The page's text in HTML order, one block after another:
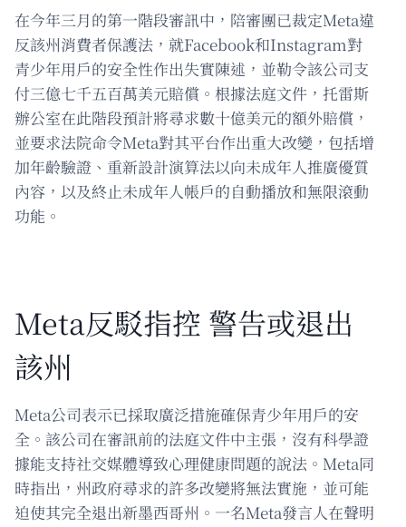
在今年三月的第一階段審訊中，陪審團已裁定Meta違
反該州消費者保護法，就Facebook和Instagram對
青少年用戶的安全性作出失實陳述，並勒令該公司支
付三億七千五百萬美元賠償。根據法庭文件，托雷斯
辦公室在此階段預計將尋求數十億美元的額外賠償，
並要求法院命令Meta對其平台作出重大改變，包括增
加年齡驗證、重新設計演算法以向未成年人推廣優質
內容，以及終止未成年人帳戶的自動播放和無限滾動
功能。
Meta反駁指控 警告或退出
該州
Meta公司表示已採取廣泛措施確保青少年用戶的安
全。該公司在審訊前的法庭文件中主張，沒有科學證
據能支持社交媒體導致心理健康問題的說法。Meta同
時指出，州政府尋求的許多改變將無法實施，並可能
迫使其完全退出新墨西哥州。一名Meta發言人在聲明